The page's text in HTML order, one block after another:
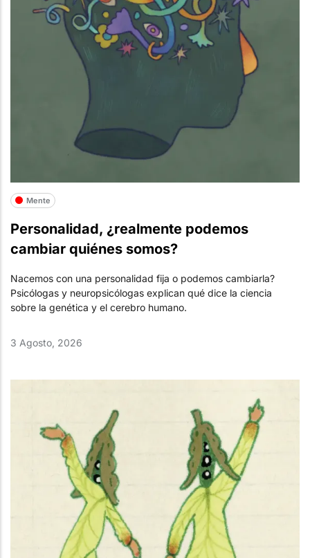
Mente
Personalidad, ¿realmente podemos
cambiar quiénes somos?
Nacemos con una personalidad fija o podemos cambiarla?
Psicólogas y neuropsicólogas explican qué dice la ciencia
sobre la genética y el cerebro humano.
3 Agosto, 2026